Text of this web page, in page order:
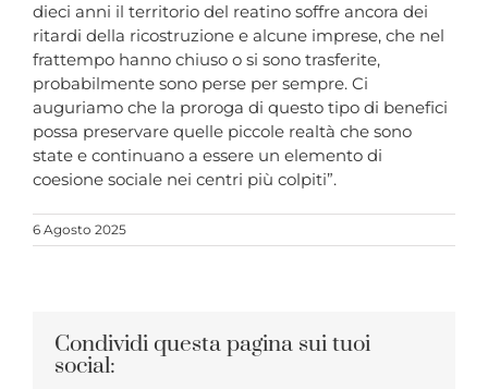
dieci anni il territorio del reatino soffre ancora dei
ritardi della ricostruzione e alcune imprese, che nel
frattempo hanno chiuso o si sono trasferite,
probabilmente sono perse per sempre. Ci
auguriamo che la proroga di questo tipo di benefici
possa preservare quelle piccole realtà che sono
state e continuano a essere un elemento di
coesione sociale nei centri più colpiti”.
6 Agosto 2025
Condividi questa pagina sui tuoi
social: